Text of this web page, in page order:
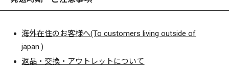
海外在住のお客様へ(To customers living outside of
japan.)
返品・交換・アウトレットについて